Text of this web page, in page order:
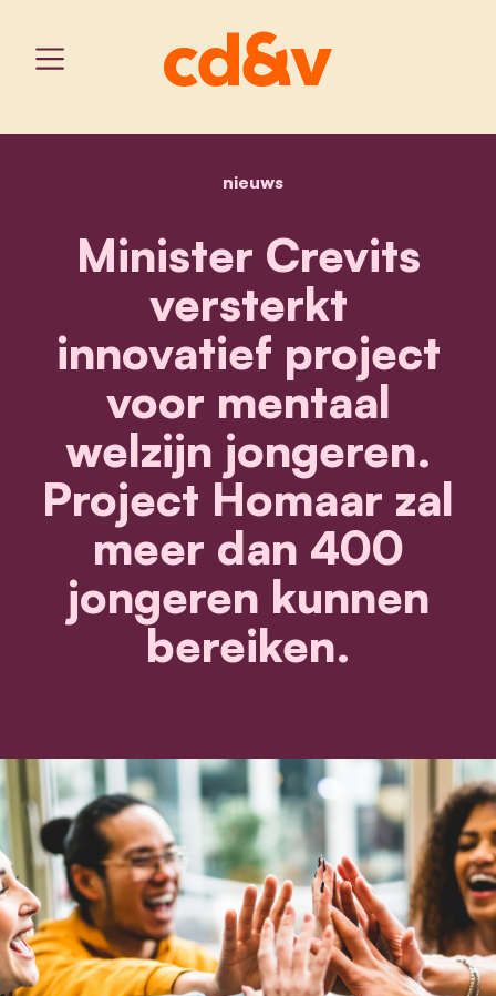
home
nieuwsminister crevits
Minister Crevits
versterkt
innovatief project
voor mentaal
welzijn jongeren.
Project Homaar zal
meer dan 400
jongeren kunnen
bereiken.